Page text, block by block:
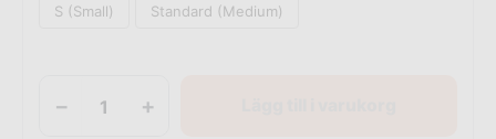
S (Small) Standard (Medium)
− +